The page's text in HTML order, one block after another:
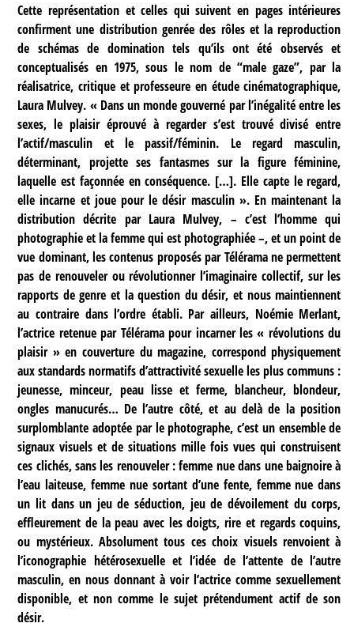
Cette représentation et celles qui suivent en pages intérieures
confirment une distribution genrée des rôles et la reproduction
de schémas de domination tels qu’ils ont été observés et
conceptualisés en 1975, sous le nom de “male gaze”, par la
réalisatrice, critique et professeure en étude cinématographique,
Laura Mulvey. « Dans un monde gouverné par l’inégalité entre les
sexes, le plaisir éprouvé à regarder s’est trouvé divisé entre
l’actif/masculin et le passif/féminin. Le regard masculin,
déterminant, projette ses fantasmes sur la figure féminine,
laquelle est façonnée en conséquence. […]. Elle capte le regard,
elle incarne et joue pour le désir masculin ». En maintenant la
distribution décrite par Laura Mulvey, – c’est l’homme qui
photographie et la femme qui est photographiée –, et un point de
vue dominant, les contenus proposés par Télérama ne permettent
pas de renouveler ou révolutionner l’imaginaire collectif, sur les
rapports de genre et la question du désir, et nous maintiennent
au contraire dans l’ordre établi. Par ailleurs, Noémie Merlant,
l’actrice retenue par Télérama pour incarner les « révolutions du
plaisir » en couverture du magazine, correspond physiquement
aux standards normatifs d’attractivité sexuelle les plus communs :
jeunesse, minceur, peau lisse et ferme, blancheur, blondeur,
ongles manucurés… De l’autre côté, et au delà de la position
surplomblante adoptée par le photographe, c’est un ensemble de
signaux visuels et de situations mille fois vues qui construisent
ces clichés, sans les renouveler : femme nue dans une baignoire à
l’eau laiteuse, femme nue sortant d’une fente, femme nue dans
un lit dans un jeu de séduction, jeu de dévoilement du corps,
effleurement de la peau avec les doigts, rire et regards coquins,
ou mystérieux. Absolument tous ces choix visuels renvoient à
l’iconographie hétérosexuelle et l’idée de l’attente de l’autre
masculin, en nous donnant à voir l’actrice comme sexuellement
disponible, et non comme le sujet prétendument actif de son
désir.